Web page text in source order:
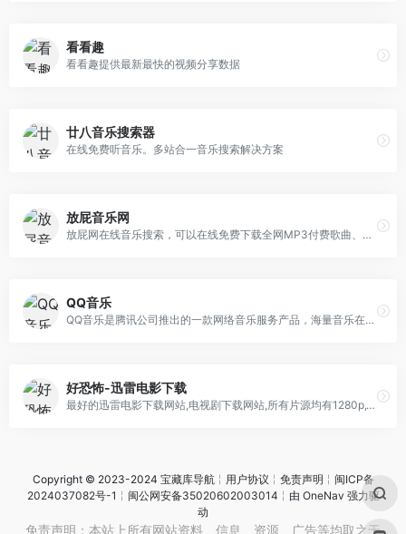
看看趣
看看趣提供最新最快的视频分享数据
廿八音乐搜索器
在线免费听音乐。多站合一音乐搜索解决方案
放屁音乐网
放屁网在线音乐搜索，可以在线免费下载全网MP3付费歌曲、流行音乐、经典老歌等。曲库完整，更新迅速，试听流畅，支持高品质|无损音质~
QQ音乐
QQ音乐是腾讯公司推出的一款网络音乐服务产品，海量音乐在线试听、新歌热歌在线首发、歌词翻译、手机铃声下载、高品质无损音乐试听、海量无损曲库、正版音乐下载、空间背景音乐设置、MV观看等，是互联网音乐播放和下载的优选。
好恐怖-迅雷电影下载
最好的迅雷电影下载网站,电视剧下载网站,所有片源均有1280p,1080p,720p高清资源,免费为您提供下载服务.电影资源下载网站哪个好,好恐怖MP4电影下载网站.
Copyright © 2023-2024 宝藏库导航╎ 用户协议 ╎ 免责声明 ╎ 闽ICP备
2024037082号-1 ╎ 闽公网安备35020602003014 ╎由 OneNav 强力驱
动
免责声明：本站上所有网站资料、信息、资源、广告等均取之于